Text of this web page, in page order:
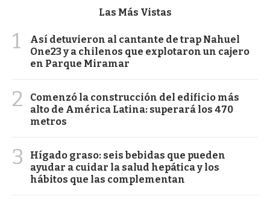
Las Más Vistas
1
Así detuvieron al cantante de trap Nahuel
One23 y a chilenos que explotaron un cajero
en Parque Miramar
2
Comenzó la construcción del edificio más
alto de América Latina: superará los 470
metros
3
Hígado graso: seis bebidas que pueden
ayudar a cuidar la salud hepática y los
hábitos que las complementan